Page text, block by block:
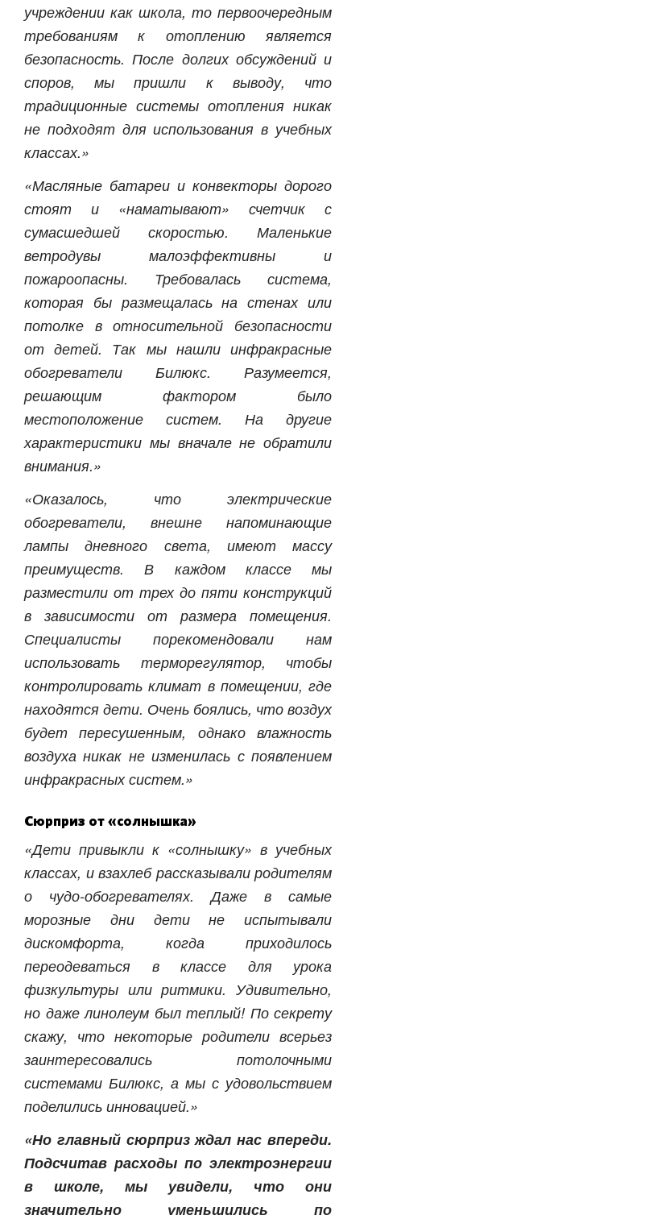
учреждении как школа, то первоочередным
требованиям к отоплению является
безопасность. После долгих обсуждений и
споров, мы пришли к выводу, что
традиционные системы отопления никак
не подходят для использования в учебных
классах.»
«Масляные батареи и конвекторы дорого
стоят и «наматывают» счетчик с
сумасшедшей скоростью. Маленькие
ветродувы малоэффективны и
пожароопасны. Требовалась система,
которая бы размещалась на стенах или
потолке в относительной безопасности
от детей. Так мы нашли инфракрасные
обогреватели Билюкс. Разумеется,
решающим фактором было
местоположение систем. На другие
характеристики мы вначале не обратили
внимания.»
«Оказалось, что электрические
обогреватели, внешне напоминающие
лампы дневного света, имеют массу
преимуществ. В каждом классе мы
разместили от трех до пяти конструкций
в зависимости от размера помещения.
Специалисты порекомендовали нам
использовать терморегулятор, чтобы
контролировать климат в помещении, где
находятся дети. Очень боялись, что воздух
будет пересушенным, однако влажность
воздуха никак не изменилась с появлением
инфракрасных систем.»
Сюрприз от «солнышка»
«Дети привыкли к «солнышку» в учебных
классах, и взахлеб рассказывали родителям
о чудо-обогревателях. Даже в самые
морозные дни дети не испытывали
дискомфорта, когда приходилось
переодеваться в классе для урока
физкультуры или ритмики. Удивительно,
но даже линолеум был теплый! По секрету
скажу, что некоторые родители всерьез
заинтересовались потолочными
системами Билюкс, а мы с удовольствием
поделились инновацией.»
«Но главный сюрприз ждал нас впереди.
Подсчитав расходы по электроэнергии
в школе, мы увидели, что они
значительно уменьшились по
Ивано-Франковск
Львов
Винница
Заказать